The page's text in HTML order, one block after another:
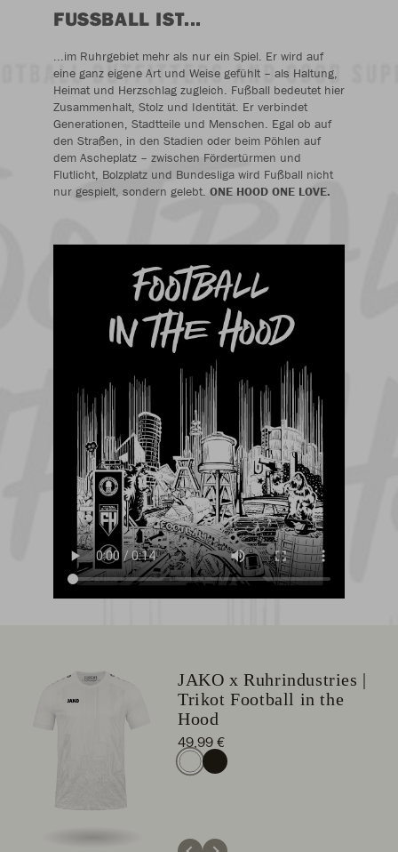
FUSSBALL IST...
...im Ruhrgebiet mehr als nur ein Spiel. Er wird auf
eine ganz eigene Art und Weise gefühlt – als Haltung,
Heimat und Herzschlag zugleich. Fußball bedeutet hier
Zusammenhalt, Stolz und Identität. Er verbindet
Generationen, Stadtteile und Menschen. Egal ob auf
den Straßen, in den Stadien oder beim Pöhlen auf
dem Ascheplatz – zwischen Fördertürmen und
Flutlicht, Bolzplatz und Bundesliga wird Fußball nicht
nur gespielt, sondern gelebt. ONE HOOD ONE LOVE.
JAKO x Ruhrindustries |
Trikot Football in the
Hood
49,99 €